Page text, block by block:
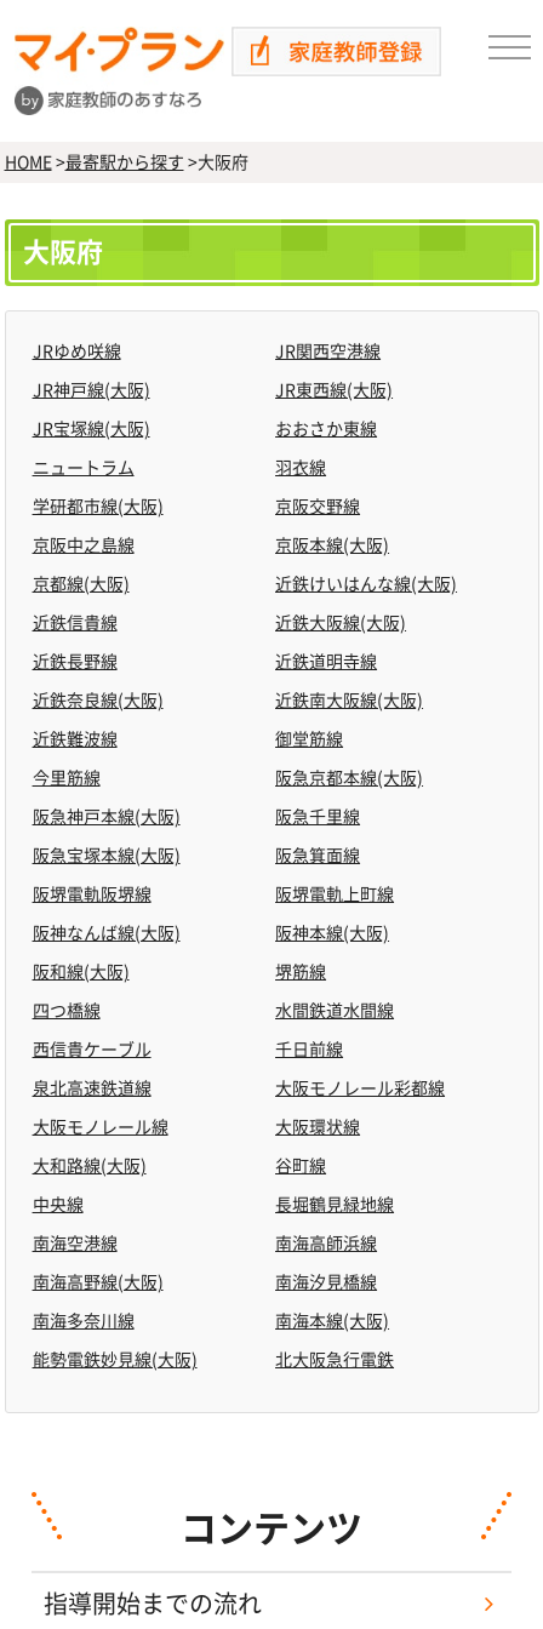
HOME>最寄駅から探す >大阪府
大阪府
JRゆめ咲線 JR関西空港線
JR神戸線(大阪) JR東西線(大阪)
JR宝塚線(大阪) おおさか東線
ニュートラム 羽衣線
学研都市線(大阪) 京阪交野線
京阪中之島線 京阪本線(大阪)
京都線(大阪) 近鉄けいはんな線(大阪)
近鉄信貴線 近鉄大阪線(大阪)
近鉄長野線 近鉄道明寺線
近鉄奈良線(大阪) 近鉄南大阪線(大阪)
近鉄難波線 御堂筋線
今里筋線 阪急京都本線(大阪)
阪急神戸本線(大阪) 阪急千里線
阪急宝塚本線(大阪) 阪急箕面線
阪堺電軌阪堺線 阪堺電軌上町線
阪神なんば線(大阪) 阪神本線(大阪)
阪和線(大阪) 堺筋線
四つ橋線 水間鉄道水間線
西信貴ケーブル 千日前線
泉北高速鉄道線 大阪モノレール彩都線
大阪モノレール線 大阪環状線
大和路線(大阪) 谷町線
中央線 長堀鶴見緑地線
南海空港線 南海高師浜線
南海高野線(大阪) 南海汐見橋線
南海多奈川線 南海本線(大阪)
能勢電鉄妙見線(大阪) 北大阪急行電鉄
コンテンツ
指導開始までの流れ